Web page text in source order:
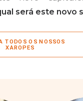
será este novo
TODOS OS NOSSOS
XAROPES